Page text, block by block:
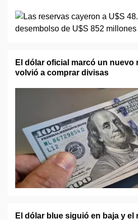
El dólar oficial marcó un nuevo
volvió a comprar divisas
El dólar blue siguió en baja y el